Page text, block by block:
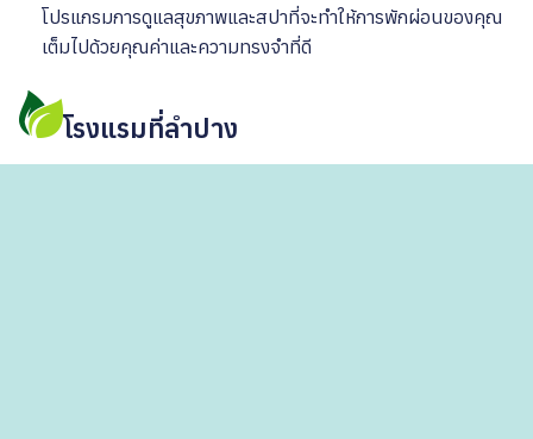
โปรแกรมการดูแลสุขภาพและสปาที่จะทำให้การพักผ่อนของคุณ
เต็มไปด้วยคุณค่าและความทรงจำที่ดี
โรงแรมที่ลำปาง